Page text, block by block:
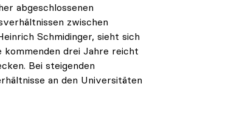
abgeschlossenen
zwischen
Schmidinger, sieht sich
kommenden drei Jahre reicht
Bei steigenden
an den Universitäten